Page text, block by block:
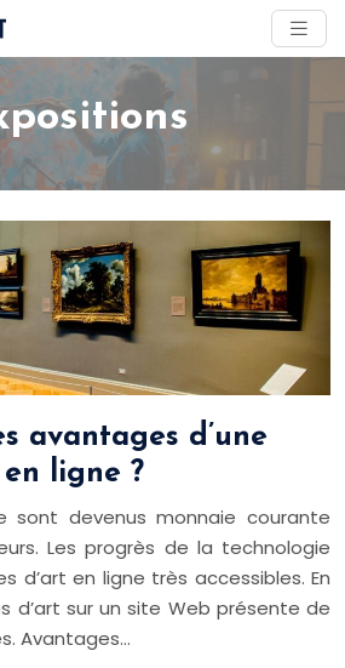
avantages d’une
ligne ?
sont devenus monnaie courante
Les progrès de la technologie
d’art en ligne très accessibles. En
d’art sur un site Web présente de
Avantages…